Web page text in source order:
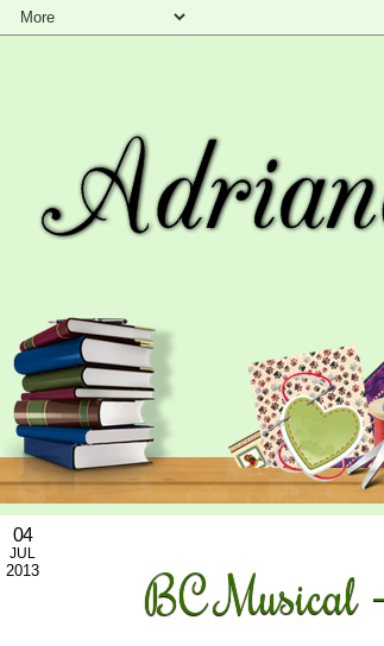
04
JUL
2013 BC Musical